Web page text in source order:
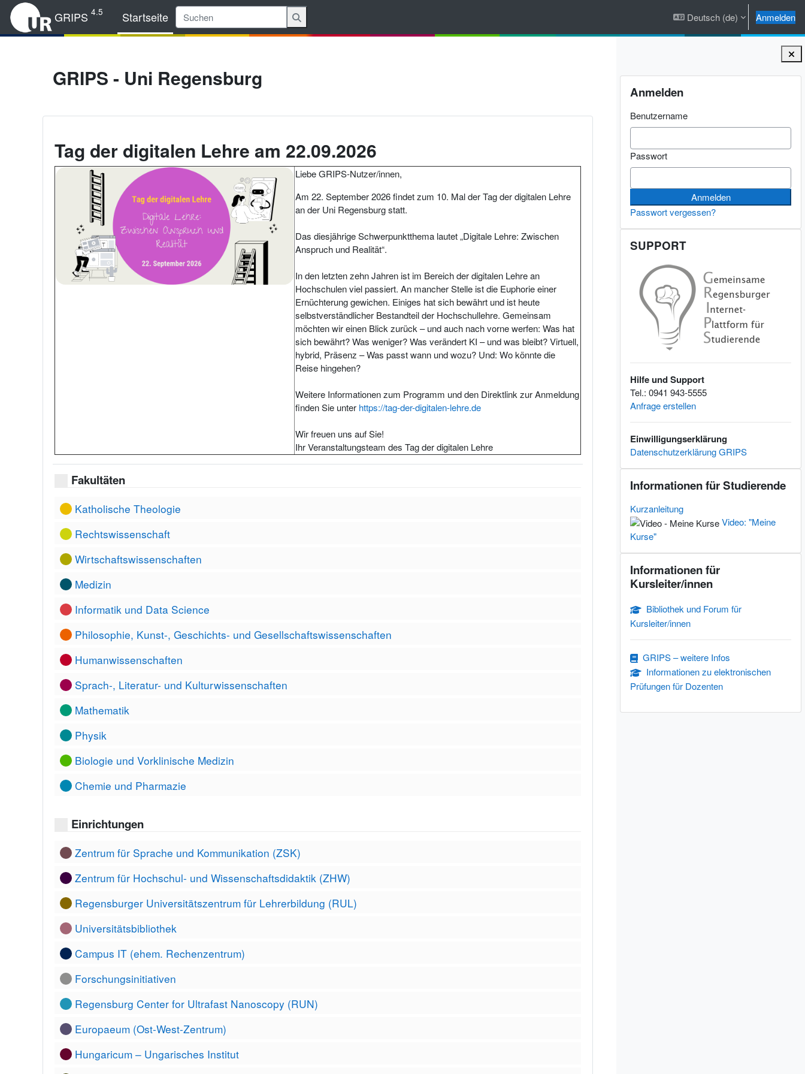
Zum Hauptinhalt
GRIPS 4.5 Startseite Deutsch ‎(de)‎ Anmelden
Blöcke
Anmelden
Benutzername
Passwort
Passwort vergessen?
SUPPORT
Hilfe und Support
Tel.: 0941 943-5555
Anfrage erstellen
Einwilligungserklärung
Datenschutzerklärung GRIPS
Informationen für Studierende
Kurzanleitung
Video: "Meine
Kurse"
Informationen für
Kursleiter/innen
Bibliothek und Forum für
Kursleiter/innen
GRIPS – weitere Infos
Informationen zu elektronischen
Prüfungen für Dozenten
GRIPS - Uni Regensburg
Tag der digitalen Lehre am 22.09.2026
Liebe GRIPS-Nutzer/innen,
Am 22. September 2026 findet zum 10. Mal der Tag der digitalen Lehre
an der Uni Regensburg statt.
Das diesjährige Schwerpunktthema lautet „Digitale Lehre: Zwischen
Anspruch und Realität“.
In den letzten zehn Jahren ist im Bereich der digitalen Lehre an
Hochschulen viel passiert. An mancher Stelle ist die Euphorie einer
Ernüchterung gewichen. Einiges hat sich bewährt und ist heute
selbstverständlicher Bestandteil der Hochschullehre. Gemeinsam
möchten wir einen Blick zurück – und auch nach vorne werfen: Was hat
sich bewährt? Was weniger? Was verändert KI – und was bleibt? Virtuell,
hybrid, Präsenz – Was passt wann und wozu? Und: Wo könnte die
Reise hingehen?
Weitere Informationen zum Programm und den Direktlink zur Anmeldung
finden Sie unter https://tag-der-digitalen-lehre.de
Wir freuen uns auf Sie!
Ihr Veranstaltungsteam des Tag der digitalen Lehre
Fakultäten
Katholische Theologie
Rechtswissenschaft
Wirtschaftswissenschaften
Medizin
Informatik und Data Science
Philosophie, Kunst-, Geschichts- und Gesellschaftswissenschaften
Humanwissenschaften
Sprach-, Literatur- und Kulturwissenschaften
Mathematik
Physik
Biologie und Vorklinische Medizin
Chemie und Pharmazie
Einrichtungen
Zentrum für Sprache und Kommunikation (ZSK)
Zentrum für Hochschul- und Wissenschaftsdidaktik (ZHW)
Regensburger Universitätszentrum für Lehrerbildung (RUL)
Universitätsbibliothek
Campus IT (ehem. Rechenzentrum)
Forschungsinitiativen
Regensburg Center for Ultrafast Nanoscopy (RUN)
Europaeum (Ost-West-Zentrum)
Hungaricum – Ungarisches Institut